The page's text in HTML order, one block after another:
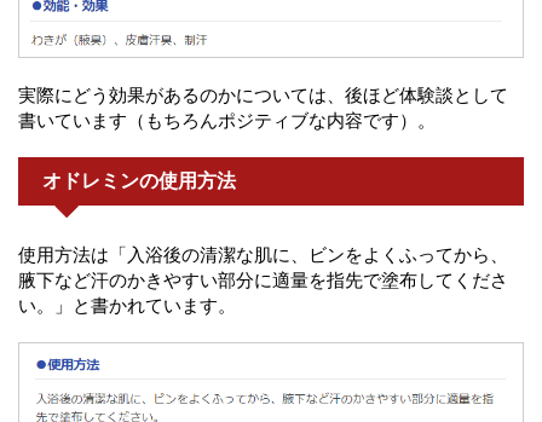
実際にどう効果があるのかについては、後ほど体験談として
書いています（もちろんポジティブな内容です）。
オドレミンの使用方法
使用方法は「入浴後の清潔な肌に、ビンをよくふってから、
腋下など汗のかきやすい部分に適量を指先で塗布してくださ
い。」と書かれています。